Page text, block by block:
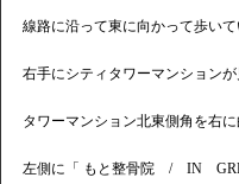
線路に沿って東に向かって歩いて
右手にシティタワーマンションが
タワーマンション北東側角を右に
左側に「 もと整骨院 / IN